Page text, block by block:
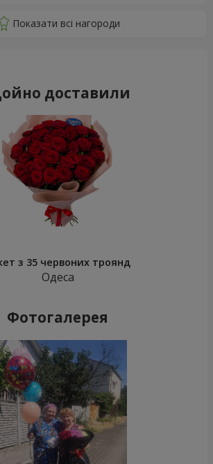
доставили
з 35 червоних троянд
Одеса
Фотогалерея